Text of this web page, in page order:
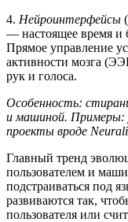
4. Нейроинтерфейсы
— настоящее время и
Прямое управление
активности мозга
рук и голоса.
Особенность:
и машиной. Примеры:
проекты вроде
Главный тренд
пользователем и
подстраиваться под
развиваются так,
пользователя или